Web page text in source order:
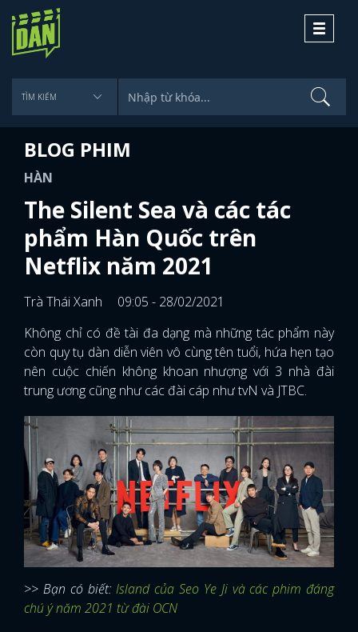
Toggle
BLOG PHIM
HÀN
The Silent Sea và các tác
phẩm Hàn Quốc trên
Netflix năm 2021
Trà Thái Xanh
09:05 - 28/02/2021
Không chỉ có đề tài đa dạng mà những tác phẩm này
còn quy tụ dàn diễn viên vô cùng tên tuổi, hứa hẹn tạo
nên cuộc chiến không khoan nhượng với 3 nhà đài
trung ương cũng như các đài cáp như tvN và JTBC.
>> Bạn có biết:Island của Seo Ye Ji và các phim đáng
chú ý năm 2021 từ đài OCN